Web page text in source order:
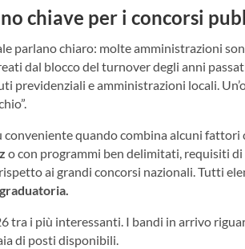
chiave per i concorsi
parlano chiaro: molte amministrazioni
dal blocco del turnover degli anni
previdenziali e amministrazioni locali.
quando combina alcuni fattori
o con programmi ben delimitati, requisiti di
ai grandi concorsi nazionali. Tutti
tra i più interessanti. I bandi in arrivo
di posti disponibili.